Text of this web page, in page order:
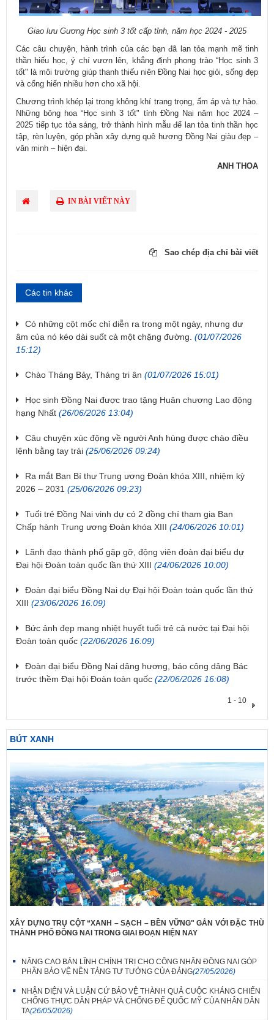
Giao lưu Gương Học sinh 3 tốt cấp tỉnh, năm học 2024 - 2025
Các câu chuyện, hành trình của các bạn đã lan tỏa mạnh mẽ tinh
thần hiếu học, ý chí vươn lên, khẳng định phong trào “Học sinh 3
tốt" là môi trường giúp thanh thiếu niên Đồng Nai học giỏi, sống đẹp
và cống hiến nhiều hơn cho xã hội.
Chương trình khép lại trong không khí trang trọng, ấm áp và tự hào.
Những bông hoa “Học sinh 3 tốt" tỉnh Đồng Nai năm học 2024 –
2025 tiếp tục tỏa sáng, trở thành hình mẫu để lan tỏa tinh thần học
tập, rèn luyện, góp phần xây dựng quê hương Đồng Nai giàu đẹp –
văn minh – hiện đại.
ANH THOA
IN BÀI VIẾT NÀY
Sao chép địa chỉ bài viết
Các tin khác
Có những cột mốc chỉ diễn ra trong một ngày, nhưng dư
âm của nó kéo dài suốt cả một chặng đường. (01/07/2026
15:12)
Chào Tháng Bảy, Tháng tri ân (01/07/2026 15:01)
Học sinh Đồng Nai được trao tặng Huân chương Lao động
hạng Nhất (26/06/2026 13:04)
Câu chuyện xúc động về người Anh hùng được chào điều
lệnh bằng tay trái (25/06/2026 09:24)
Ra mắt Ban Bí thư Trung ương Đoàn khóa XIII, nhiệm kỳ
2026 – 2031 (25/06/2026 09:23)
Tuổi trẻ Đồng Nai vinh dự có 2 đồng chí tham gia Ban
Chấp hành Trung ương Đoàn khóa XIII (24/06/2026 10:01)
Lãnh đạo thành phố gặp gỡ, động viên đoàn đại biểu dự
Đại hội Đoàn toàn quốc lần thứ XIII (24/06/2026 10:00)
Đoàn đại biểu Đồng Nai dự Đại hội Đoàn toàn quốc lần thứ
XIII (23/06/2026 16:09)
Bức ảnh đẹp mang nhiệt huyết tuổi trẻ cả nước tại Đại hội
Đoàn toàn quốc (22/06/2026 16:09)
Đoàn đại biểu Đồng Nai dâng hương, báo công dâng Bác
trước thềm Đại hội Đoàn toàn quốc (22/06/2026 16:08)
1 - 10
BÚT XANH
XÂY DỰNG TRỤ CỘT “XANH – SẠCH – BỀN VỮNG" GẮN VỚI ĐẶC THÙ
THÀNH PHỐ ĐỒNG NAI TRONG GIAI ĐOẠN HIỆN NAY
NÂNG CAO BẢN LĨNH CHÍNH TRỊ CHO CÔNG NHÂN ĐỒNG NAI GÓP
PHẦN BẢO VỆ NỀN TẢNG TƯ TƯỞNG CỦA ĐẢNG(27/05/2026)
NHẬN DIỆN VÀ LUẬN CỨ BẢO VỆ THÀNH QUẢ CUỘC KHÁNG CHIẾN
CHỐNG THỰC DÂN PHÁP VÀ CHỐNG ĐẾ QUỐC MỸ CỦA NHÂN DÂN
TA(26/05/2026)